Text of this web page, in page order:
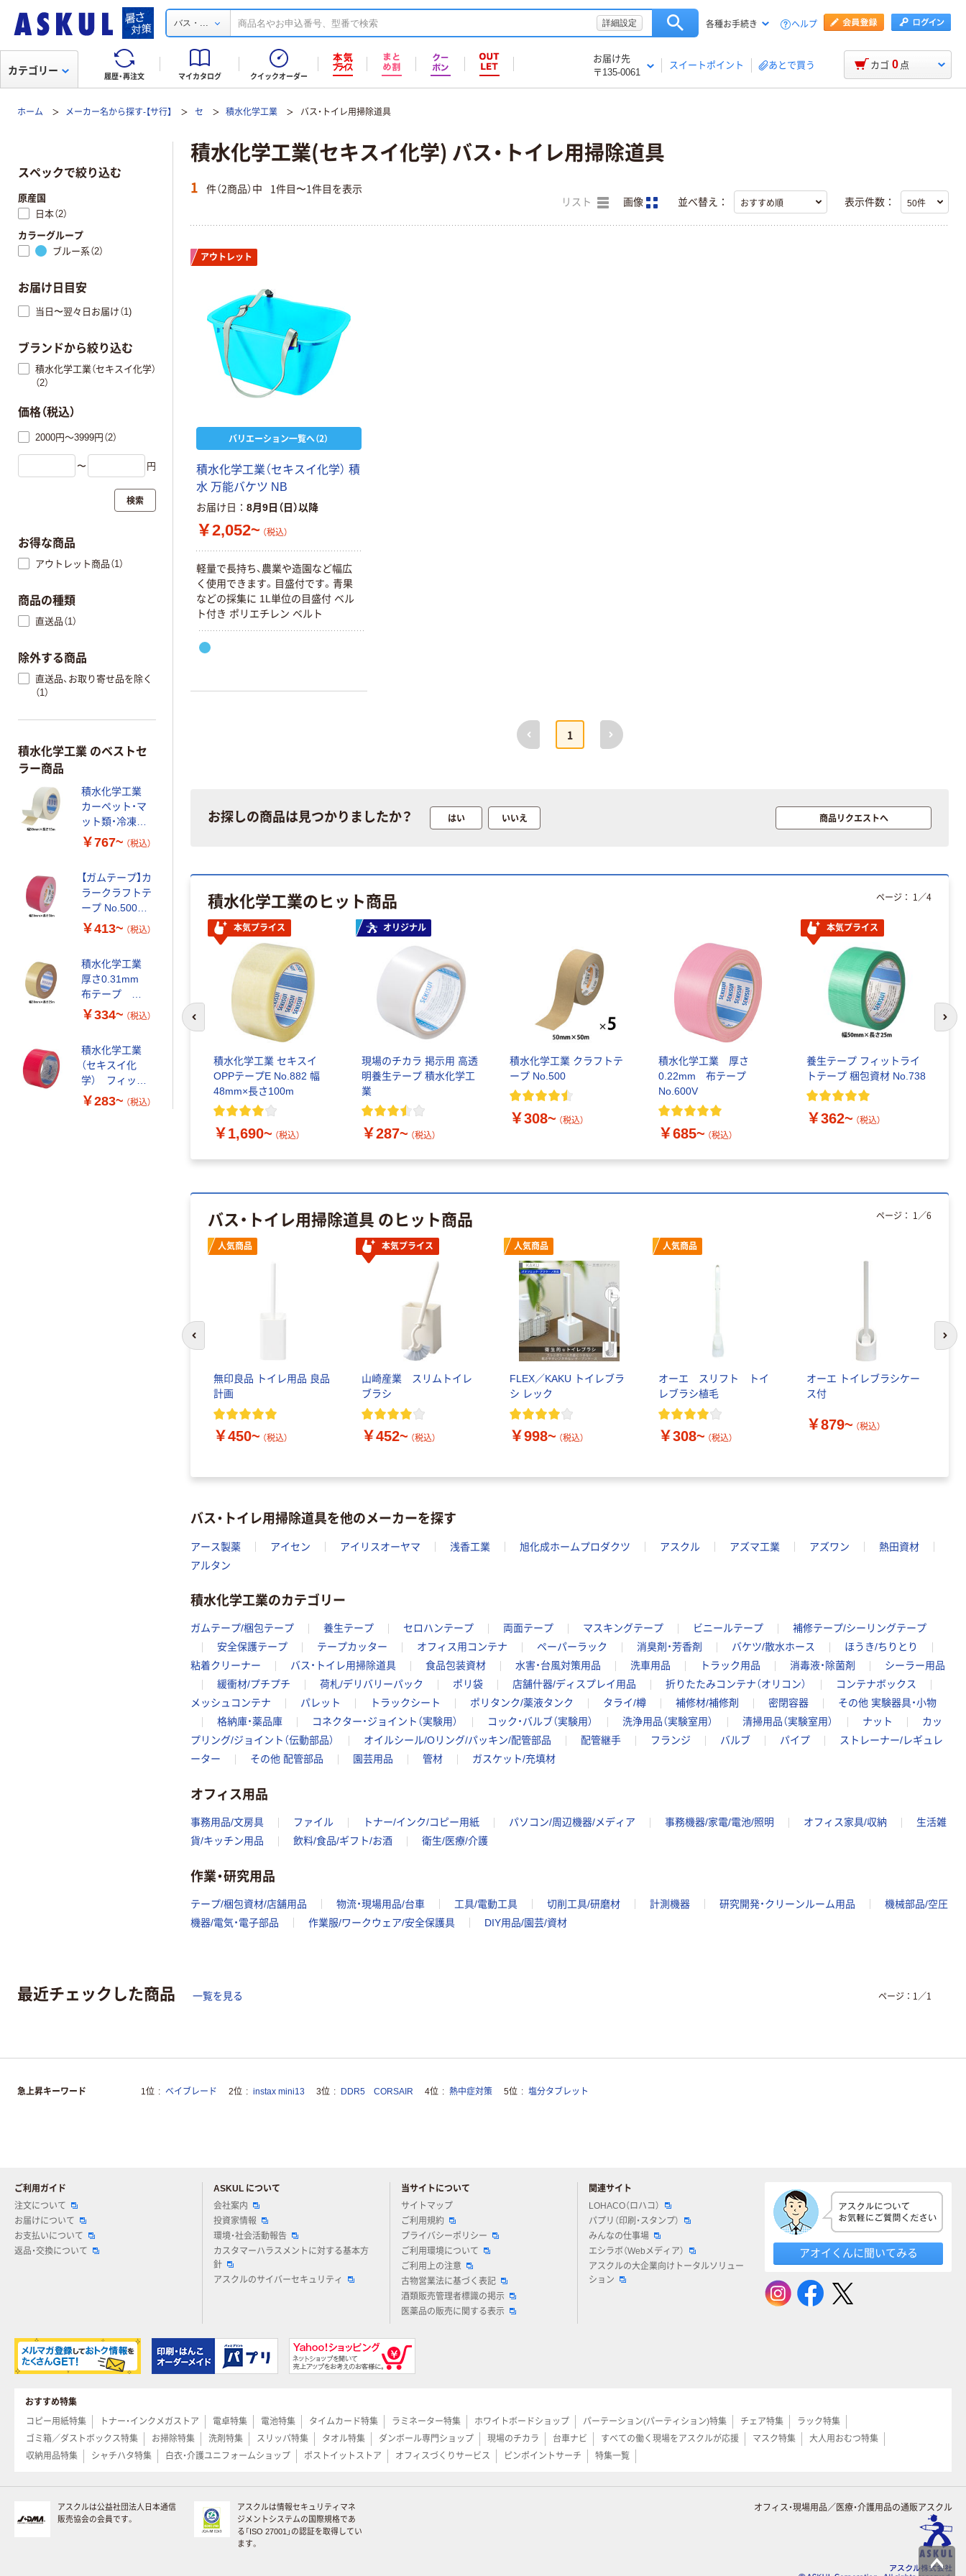
バス・ ... 詳細設定 各種お手続き ヘルプ
履歴・再注文 マイカタログ クイックオーダー
お届け先
〒135-0061
スイートポイント あとで買う
カテゴリー カゴ 0 点
ホーム メーカー名から探す-【サ行】 セ 積水化学工業 バス・トイレ用掃除道具
積水化学工業(セキスイ化学) バス・トイレ用掃除道具
1 件（2商品）中 1件目〜1件目を表示
リスト 画像 並べ替え： 表示件数：
アウトレット
バリエーション一覧へ（2）
積水化学工業（セキスイ化学） 積
水 万能バケツ NB
お届け日 8月9日（日）以降
￥2,052~ （税込）
軽量で長持ち、農業や造園など幅広
く使用できます。目盛付です。青果
などの採集に 1L単位の目盛付 ベル
ト付き ポリエチレン ベルト
前へ
1
次へ
お探しの商品は見つかりましたか？ はい いいえ 商品リクエストへ
積水化学工業のヒット商品
クラ
積水化学工業 厚さ
0.09mm OPPテープ オ
No.830
本気プライス
積水化学工業 セキスイ
OPPテープE No.882 幅
48mm×長さ100m
￥1,690~ （税込）
オリジナル
現場のチカラ 掲示用 高透
明養生テープ 積水化学工
業
￥287~ （税込）
積水化学工業 クラフトテ
ープ No.500
￥308~ （税込）
積水化学工業 厚さ
0.22mm 布テープ
No.600V
￥685~ （税込）
本気プライス
養生テープ フィットライ
トテープ 梱包資材 No.738
￥362~ （税込）
ページ： 1 ／4
前のスライドへ 次
バス・トイレ用掃除道具 のヒット商品
人気商品
無印良品 トイレ用品 良品
計画
￥450~ （税込）
本気プライス
山崎産業 スリムトイレ
ブラシ
￥452~ （税込）
人気商品
FLEX／KAKU トイレブラ
シ レック
￥998~ （税込）
人気商品
オーエ スリフト トイ
レブラシ植毛
￥308~ （税込）
オーエ トイレブラシケー
ス付
￥879~ （税込）
ページ： 1 ／6
前のスライドへ 次
バス・トイレ用掃除道具を他のメーカーを探す
アース製薬 アイセン アイリスオーヤマ 浅香工業 旭化成ホームプロダクツ アスクル アズマ工業 アズワン
熱田資材
アルタン
積水化学工業のカテゴリー
ガムテープ/梱包テープ 養生テープ セロハンテープ 両面テープ マスキングテープ ビニールテープ
補修テープ/シーリングテープ
安全保護テープ
テープカッター オフィス用コンテナ ペーパーラック 消臭剤・芳香剤 バケツ/散水ホース
ほうき/ちりとり
粘着クリーナー
バス・トイレ用掃除道具 食品包装資材 水害・台風対策用品 洗車用品 トラック用品 消毒液・除菌剤
シーラー用品
緩衝材/プチプチ
荷札/デリバリーパック ポリ袋 店舗什器/ディスプレイ用品 折りたたみコンテナ（オリコン）
コンテナボックス
メッシュコンテナ
パレット トラックシート ポリタンク/薬液タンク タライ/樽 補修材/補修剤 密閉容器
その他 実験器具・小物
格納庫・薬品庫
コネクター・ジョイント（実験用） コック・バルブ（実験用） 洗浄用品（実験室用） 清掃用品（実験室用） ナット
カッ
プリング/ジョイント（伝動部品）
オイルシール/Oリング/パッキン/配管部品 配管継手 フランジ バルブ パイプ
ストレーナー/レギュレ
ーター
その他 配管部品 園芸用品 管材 ガスケット/充填材
オフィス用品
事務用品/文房具 ファイル トナー/インク/コピー用紙 パソコン/周辺機器/メディア 事務機器/家電/電池/照明 オフィス家具/収納
生活雑
貨/キッチン用品
飲料/食品/ギフト/お酒 衛生/医療/介護
作業・研究用品
テープ/梱包資材/店舗用品 物流・現場用品/台車 工具/電動工具 切削工具/研磨材 計測機器 研究開発・クリーンルーム用品
機械部品/空圧
機器/電気・電子部品
作業服/ワークウェア/安全保護具 DIY用品/園芸/資材
スペックで絞り込む
原産国
日本（2）
カラーグループ
ブルー系（2）
お届け日目安
当日〜翌々日お届け（1)
ブランドから絞り込む
積水化学工業（セキスイ化学）
（2）
価格（税込）
2000円～3999円（2）
〜 円
検索
お得な商品
アウトレット商品（1）
商品の種類
直送品（1）
除外する商品
直送品、お取り寄せ品を除く
（1）
積水化学工業 のベストセ
ラー商品
積水化学工業
カーペット・マ
ット類・冷凍ケ
ース扉のシール
ゴム固定用 厚
￥767~ （税込）
【ガムテープ】カ
ラークラフトテ
ープ No.500WC
積水化学工業 1
￥413~ （税込）
積水化学工業
厚さ0.31mm
布テープ
No.600
￥334~ （税込）
積水化学工業
（セキスイ化
学） フィット
ライトテープ
￥283~ （税込）
最近チェックした商品 一覧を見る ページ： 1 ／1
急上昇キーワード 1位 ベイブレード 2位 instax mini13 3位 DDR5 CORSAIR 4位 熱中症対策 5位 塩分タブレット
ご利用ガイド
注文について
お届けについて
お支払いについて
返品・交換について
ASKUL について
会社案内
投資家情報
環境・社会活動報告
カスタマーハラスメントに対する基本方
針
アスクルのサイバーセキュリティ
当サイトについて
サイトマップ
ご利用規約
プライバシーポリシー
ご利用環境について
ご利用上の注意
古物営業法に基づく表記
酒類販売管理者標識の掲示
医薬品の販売に関する表示
関連サイト
LOHACO（ロハコ）
パプリ（印刷・スタンプ）
みんなの仕事場
エシラボ（Webメディア）
アスクルの大企業向けトータルソリュー
ション
アオイくんに聞いてみる
おすすめ特集
コピー用紙特集
トナー・インクメガストア 電卓特集 電池特集 タイムカード特集 ラミネーター特集 ホワイトボードショップ パーテーション(パーティション)特集 チェア特集
ラック特集
ゴミ箱／ダストボックス特集
お掃除特集 洗剤特集 スリッパ特集 タオル特集 ダンボール専門ショップ 現場のチカラ 台車ナビ すべての働く現場をアスクルが応援 マスク特集
大人用おむつ特集
収納用品特集
シャチハタ特集 白衣・介護ユニフォームショップ ポストイットストア オフィスづくりサービス ピンポイントサーチ 特集一覧
アスクルは公益社団法人日本通信
販売協会の会員です。
アスクルは情報セキュリティマネ
ジメントシステムの国際規格であ
る「ISO 27001」の認証を取得してい
ます。
オフィス・現場用品／医療・介護用品の通販アスクル